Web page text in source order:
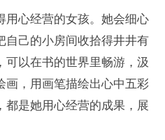
用心经营的女孩。她会细心
自己的小房间收拾得井井有
可以在书的世界里畅游，汲
画，用画笔描绘出心中五彩
都是她用心经营的成果，展